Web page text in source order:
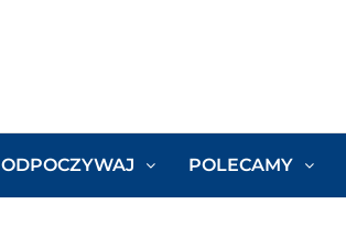
ODPOCZYWAJ POLECAMY